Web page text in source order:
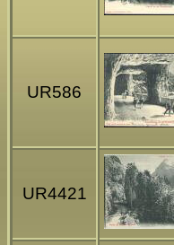
UR586
UR4421